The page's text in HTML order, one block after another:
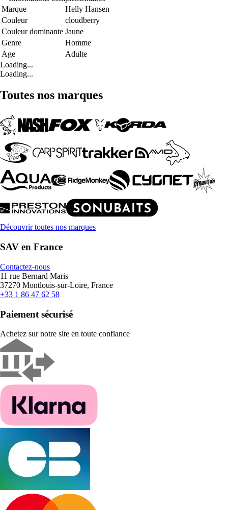
Marque
Helly Hansen
Couleur
cloudberry
Couleur dominante Jaune
Genre
Homme
Age
Adulte
Loading...
Loading...
Toutes nos marques
Découvrir toutes nos marques
SAV en France
Contactez-nous
11 rue Bernard Maris
37270 Montlouis-sur-Loire, France
+33 1 86 47 62 58
Paiement sécurisé
Achetez sur notre site en toute confiance